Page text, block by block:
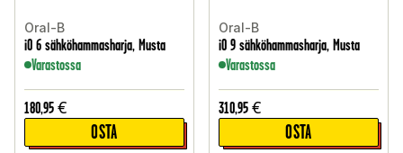
Oral-B
iO 6 sähköhammasharja, Musta
Varastossa
180,95 €
OSTA
Oral-B
iO 9 sähköhammasharja, Musta
Varastossa
310,95 €
OSTA